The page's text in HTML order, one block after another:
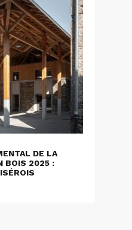
DE LA
BOIS 2025 :